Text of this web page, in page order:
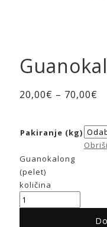
20,00€ – 70,00€
Pakiranje (kg)
Obriši
Guanokalong
(pelet)
količina